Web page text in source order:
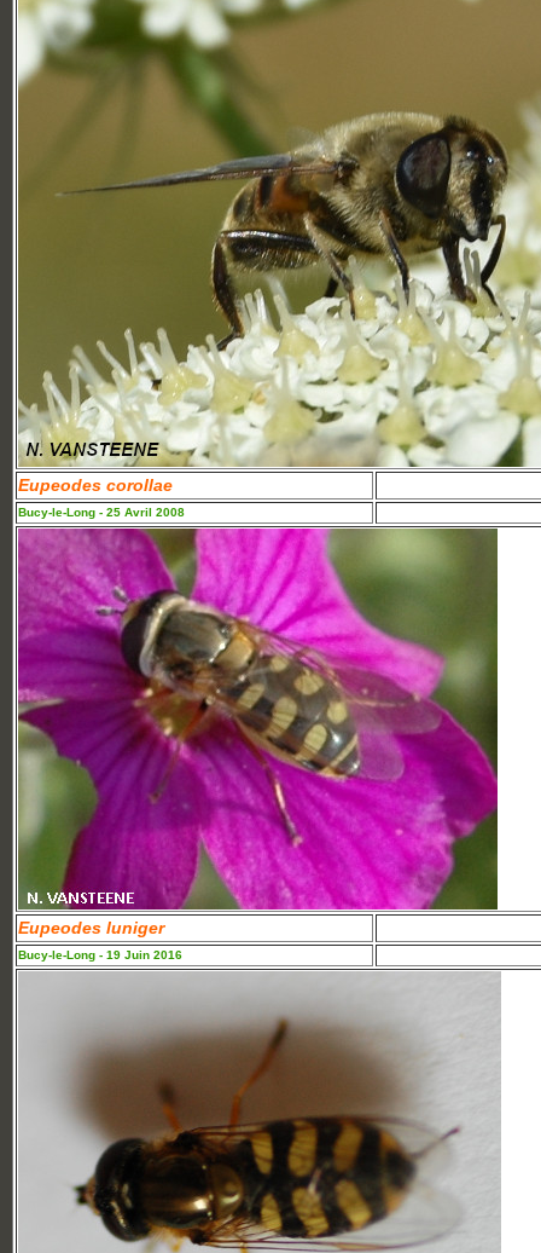
Eupeodes corollae
Bucy-le-Long - 25 Avril 2008
Eupeodes luniger
Bucy-le-Long - 19 Juin 2016